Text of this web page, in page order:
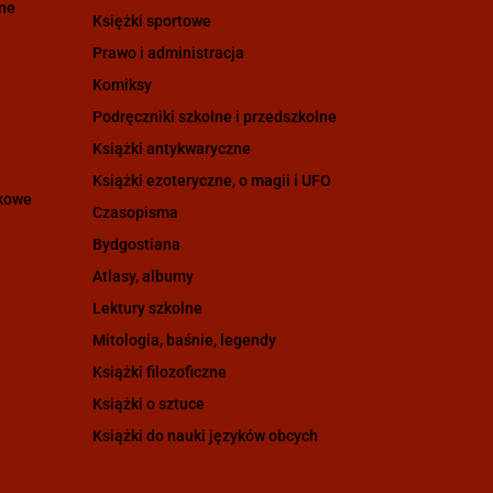
Księżki sportowe
Prawo i administracja
Komiksy
Podręczniki szkolne i przedszkolne
Książki antykwaryczne
Książki ezoteryczne, o magii i UFO
Czasopisma
Bydgostiana
Atlasy, albumy
Lektury szkolne
Mitologia, baśnie, legendy
Książki filozoficzne
Książki o sztuce
Książki do nauki języków obcych